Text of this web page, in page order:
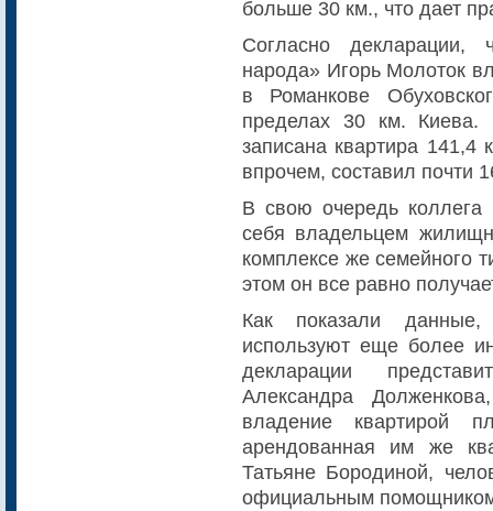
больше 30 км., что дает
Согласно декларации,
народа» Игорь Молоток
в Романкове
пределах 30 км.
записана квартира 141,4
впрочем, составил почти
В свою очередь коллега
себя владельцем
комплексе же семейного
этом он все равно
Как показали
используют еще более
декларации
Александра
владение квартирой
арендованная им же
Татьяне Бородиной,
официальным